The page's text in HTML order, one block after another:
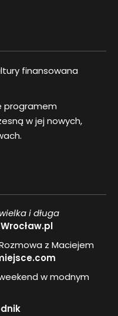
finansowana
programem
w jej nowych,
i długa
Wrocław.pl
z Maciejem
w modnym